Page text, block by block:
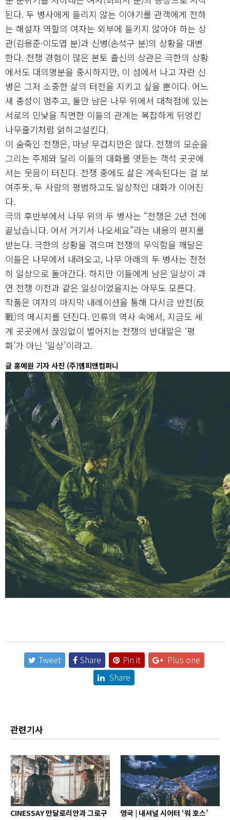
된다. 두 병사에게 들리지 않는 이야기를 관객에게 전하
는 해설자 역할의 여자는 외부에 들키지 않아야 하는 상
관(김용준·이도엽 분)과 신병(손석구 분)의 상황을 대변
한다. 전쟁 경험이 많은 본토 출신의 상관은 극한의 상황
에서도 대의명분을 중시하지만, 이 섬에서 나고 자란 신
병은 그저 소중한 삶의 터전을 지키고 싶을 뿐이다. 어느
새 총성이 멈추고, 둘만 남은 나무 위에서 대척점에 있는
서로의 민낯을 직면한 이들의 관계는 복잡하게 뒤엉킨
나무줄기처럼 얽히고설킨다.
이 숨죽인 전쟁은, 마냥 무겁지만은 않다. 전쟁의 모순을
그리는 주제와 달리 이들의 대화를 엿듣는 객석 곳곳에
서는 웃음이 터진다. 전쟁 중에도 삶은 계속된다는 걸 보
여주듯, 두 사람의 평범하고도 일상적인 대화가 이어진
다.
극의 후반부에서 나무 위의 두 병사는 “전쟁은 2년 전에
끝났습니다. 어서 거기서 나오세요”라는 내용의 편지를
받는다. 극한의 상황을 겪으며 전쟁의 무익함을 깨달은
이들은 나무에서 내려오고, 나무 아래의 두 병사는 천천
히 일상으로 돌아간다. 하지만 이들에게 남은 일상이 과
연 전쟁 이전과 같은 일상이었을지는 아무도 모른다.
작품은 여자의 마지막 내레이션을 통해 다시금 반전(反
戰)의 메시지를 던진다. 인류의 역사 속에서, 지금도 세
계 곳곳에서 끊임없이 벌어지는 전쟁의 반대말은 ‘평
화’가 아닌 ‘일상’이라고.
글 홍예원 기자 사진 (주)엠피앤컴퍼니
Tweet Share Pin it
Plus one
Share
관련기사
CINESSAY 만달로리안과 그로구 영국 | 내셔널 시어터 ‘워 호스’